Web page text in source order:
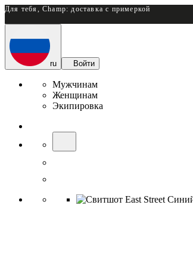
Для тебя, Champ: доставка с примеркой
ru Войти
Мужчинам
Женщинам
Экипировка